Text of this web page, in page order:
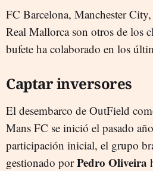
FC Barcelona, Manchester
Real Mallorca son otros de los
bufete ha colaborado en los
Captar inversores
El desembarco de OutField
Mans FC se inició el pasado
participación inicial, el grupo
gestionado porPedro Oliveira